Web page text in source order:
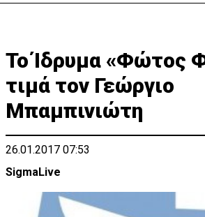
Το Ίδρυμα «Φώτος
τιμά τον Γεώργιο
Μπαμπινιώτη
26.01.2017 07:53
SigmaLive